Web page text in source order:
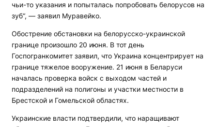
чьи-то указания и попыталась попробовать белорусов на
зуб“, — заявил Муравейко.
Обострение обстановки на белорусско-украинской
границе произошло 20 июня. В тот день
Госпогранкомитет заявил, что Украина концентрирует на
границе тяжелое вооружение. 21 июня в Беларуси
началась проверка войск с выходом частей и
подразделений на полигоны и участки местности в
Брестской и Гомельской областях.
Украинские власти подтвердили, что наращивают